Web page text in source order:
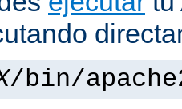
/bin/